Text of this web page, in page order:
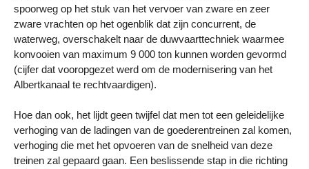
spoorweg op het stuk van het vervoer van zware en zeer
zware vrachten op het ogenblik dat zijn concurrent, de
waterweg, overschakelt naar de duwvaarttechniek waarmee
konvooien van maximum 9 000 ton kunnen worden gevormd
(cijfer dat vooropgezet werd om de modernisering van het
Albertkanaal te rechtvaardigen).
Hoe dan ook, het lijdt geen twijfel dat men tot een geleidelijke
verhoging van de ladingen van de goederentreinen zal komen,
verhoging die met het opvoeren van de snelheid van deze
treinen zal gepaard gaan. Een beslissende stap in die richting